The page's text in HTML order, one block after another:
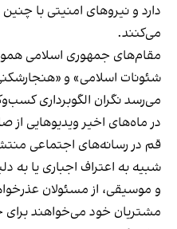
دارد و نیروهای امنیتی با
می‌کنند.
مقام‌های جمهوری اسلامی
شئونات اسلامی» و
می‌رسد نگران الگوبرداری
در ماه‌های اخیر ویدیوهایی از
قم در رسانه‌های اجتماعی
شبیه به اعتراف اجباری یا به
و موسیقی، از مسئولان
مشتریان خود می‌خواهند برای